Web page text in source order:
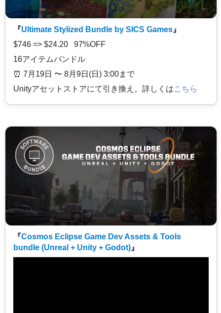
『Ultimate Stylized Bundle by SICS Games 』
$746 => $24.20 97%OFF
16アイテムバンドル
⏰️ 7月19日 〜 8月9日(日) 3:00まで
Unityアセットストアにて引き換え。詳しくはこちら
『Cosmos Eclipse Game Dev Assets & Tools
bundle (Unreal + Unity + Godot) 』